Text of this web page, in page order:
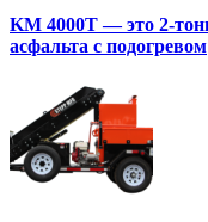
KM 4000T — это 2-
асфальта с подогревом